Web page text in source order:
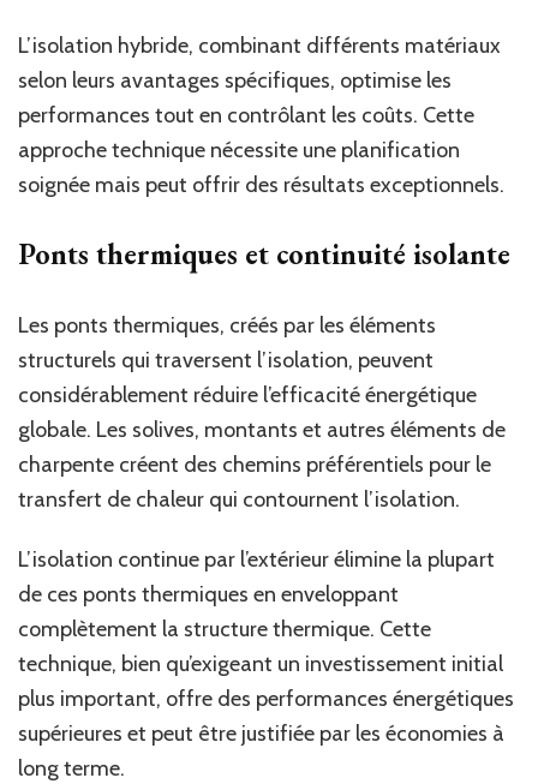
L’isolation hybride, combinant différents matériaux
selon leurs avantages spécifiques, optimise les
performances tout en contrôlant les coûts. Cette
approche technique nécessite une planification
soignée mais peut offrir des résultats exceptionnels.
Ponts thermiques et continuité isolante
Les ponts thermiques, créés par les éléments
structurels qui traversent l’isolation, peuvent
considérablement réduire l’efficacité énergétique
globale. Les solives, montants et autres éléments de
charpente créent des chemins préférentiels pour le
transfert de chaleur qui contournent l’isolation.
L’isolation continue par l’extérieur élimine la plupart
de ces ponts thermiques en enveloppant
complètement la structure thermique. Cette
technique, bien qu’exigeant un investissement initial
plus important, offre des performances énergétiques
supérieures et peut être justifiée par les économies à
long terme.